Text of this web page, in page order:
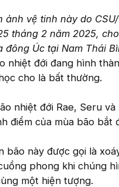
ảnh vệ tinh này do
tháng 2 năm 2025,
đông Úc tại Nam Thái
nhiệt đới đang hình
cho là bất thường.
nhiệt đới Rae, Seru
điểm của mùa bão bắt
bão này được gọi là
phong khi chúng
một hiện tượng.